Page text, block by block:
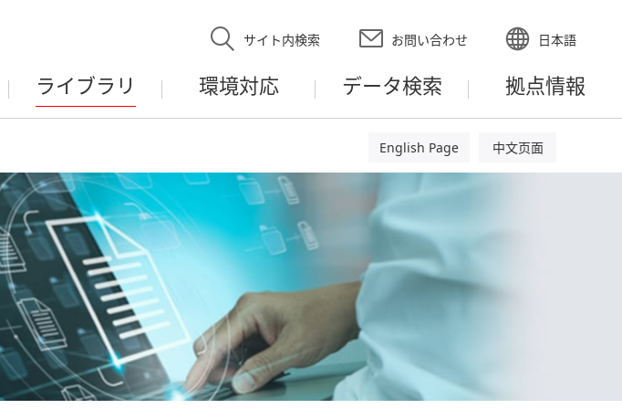
サイト内検索 お問い合わせ 日本語
ライブラリ 環境対応 データ検索 拠点情報
English Page 中文页面